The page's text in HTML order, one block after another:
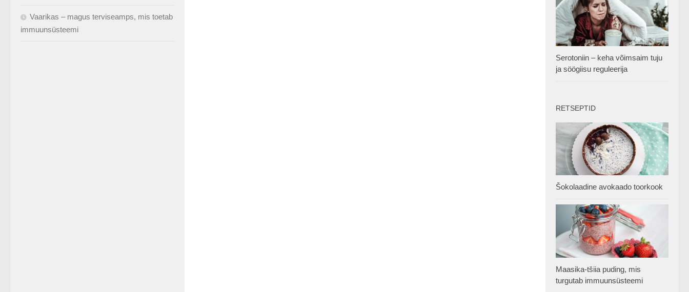
Vaarikas – magus terviseamps, mis toetab
immuunsüsteemi
Serotoniin – keha võimsaim tuju
ja söögiisu reguleerija
RETSEPTID
Šokolaadine avokaado toorkook
Maasika-tšiia puding, mis
turgutab immuunsüsteemi